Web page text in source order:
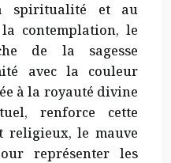
spiritualité et au
contemplation, le
de la sagesse
avec la couleur
à la royauté divine
renforce cette
religieux, le mauve
représenter les